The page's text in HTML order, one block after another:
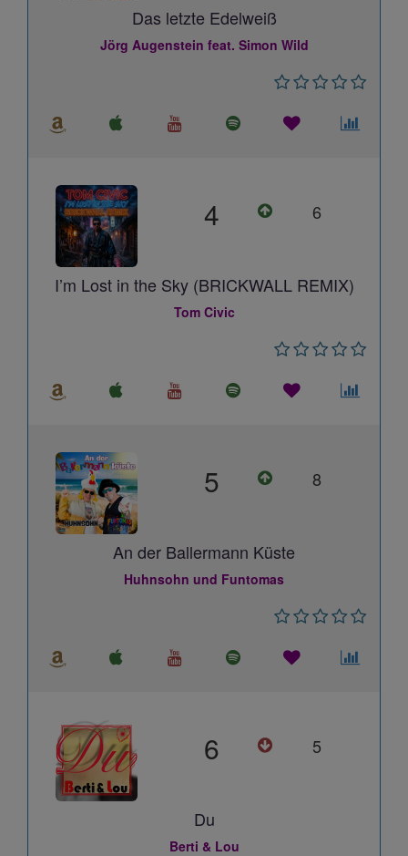
Das letzte Edelweiß
Jörg Augenstein feat. Simon Wild
4 6
I’m Lost in the Sky (BRICKWALL REMIX)
Tom Civic
5 8
An der Ballermann Küste
Huhnsohn und Funtomas
6 5
Du
Berti & Lou